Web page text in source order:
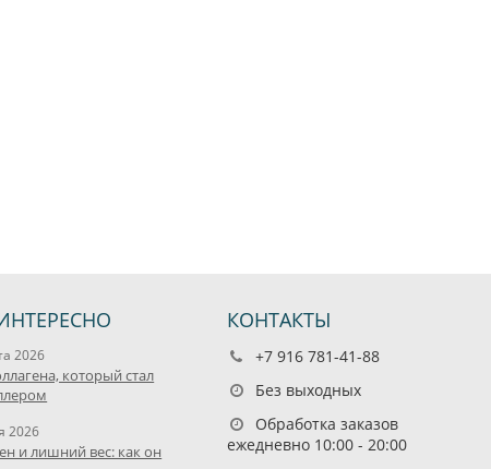
2026
который стал
2026
и лишний вес: как он
КОНТАКТЫ
+7 916 781-41-88
Без выходных
Обработка заказов
ежедневно 10:00 - 20:00